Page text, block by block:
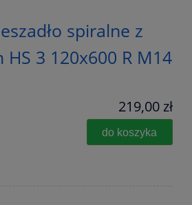
spiralne z
3 120x600 R M14
219,00 zł
do koszyka